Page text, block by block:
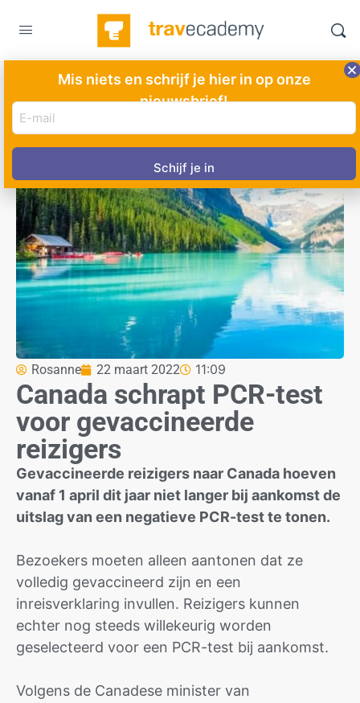
Rosanne 22 maart 2022 11:09
Canada schrapt PCR-test
voor gevaccineerde
reizigers
Gevaccineerde reizigers naar Canada hoeven
vanaf 1 april dit jaar niet langer bij aankomst de
uitslag van een negatieve PCR-test te tonen.
Bezoekers moeten alleen aantonen dat ze
volledig gevaccineerd zijn en een
inreisverklaring invullen. Reizigers kunnen
echter nog steeds willekeurig worden
geselecteerd voor een PCR-test bij aankomst.
Volgens de Canadese minister van
Mis niets en schrijf je hier in op onze
nieuwsbrief!
E-
mail
adres